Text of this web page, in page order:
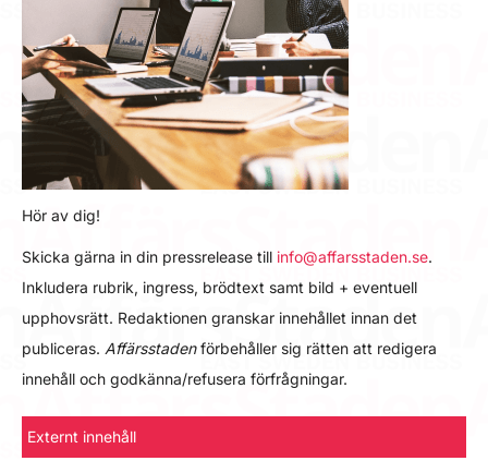
Hör av dig!
Skicka gärna in din pressrelease till info@affarsstaden.se.
Inkludera rubrik, ingress, brödtext samt bild + eventuell
upphovsrätt. Redaktionen granskar innehållet innan det
publiceras. Affärsstadenförbehåller sig rätten att redigera
innehåll och godkänna/refusera förfrågningar.
Externt innehåll